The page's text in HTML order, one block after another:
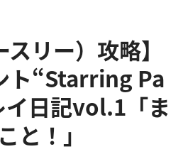
スリー）攻略】
ト“Starring Pa
日記vol.1「ま
と！」